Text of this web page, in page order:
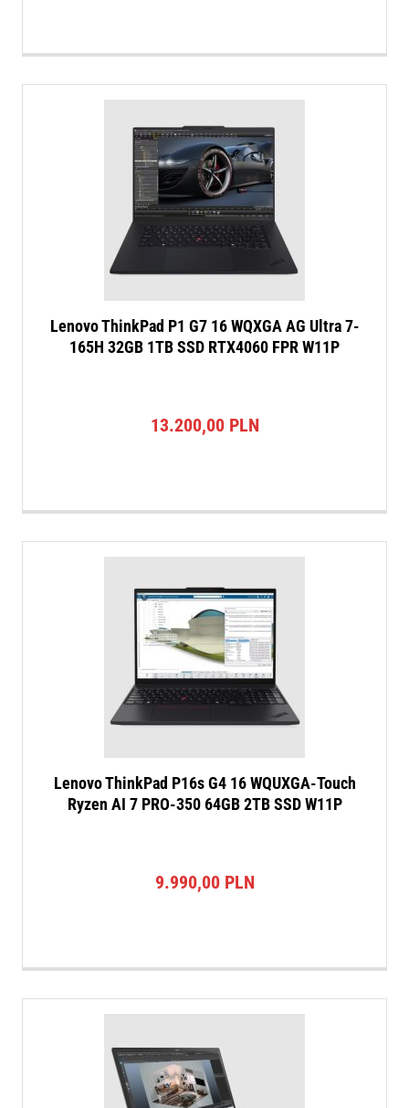
Lenovo ThinkPad P1 G7 16 WQXGA AG Ultra 7-
165H 32GB 1TB SSD RTX4060 FPR W11P
13.200,00 PLN
Lenovo ThinkPad P16s G4 16 WQUXGA-Touch
Ryzen AI 7 PRO-350 64GB 2TB SSD W11P
9.990,00 PLN